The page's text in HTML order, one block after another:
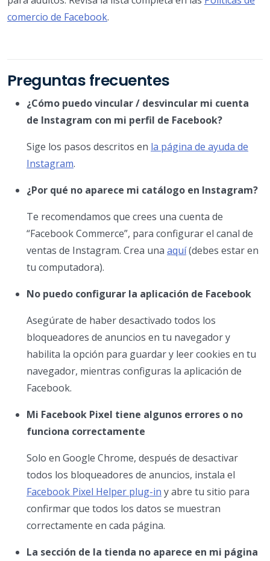
comercio de Facebook.
Preguntas frecuentes
¿Cómo puedo vincular / desvincular mi cuenta
de Instagram con mi perfil de Facebook?
Sige los pasos descritos en la página de ayuda de
Instagram.
¿Por qué no aparece mi catálogo en Instagram?
Te recomendamos que crees una cuenta de
“Facebook Commerce”, para configurar el canal de
ventas de Instagram. Crea una aquí(debes estar en
tu computadora).
No puedo configurar la aplicación de Facebook
Asegúrate de haber desactivado todos los
bloqueadores de anuncios en tu navegador y
habilita la opción para guardar y leer cookies en tu
navegador, mientras configuras la aplicación de
Facebook.
Mi Facebook Pixel tiene algunos errores o no
funciona correctamente
Solo en Google Chrome, después de desactivar
todos los bloqueadores de anuncios, instala el
Facebook Pixel Helper plug-in y abre tu sitio para
confirmar que todos los datos se muestran
correctamente en cada página.
La sección de la tienda no aparece en mi página